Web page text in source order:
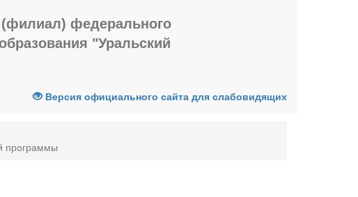
(филиал) федерального
"Уральский
Версия официального сайта для слабовидящих
программы